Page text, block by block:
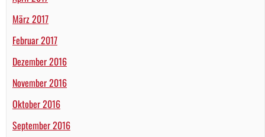
März 2017
Februar 2017
Dezember 2016
November 2016
Oktober 2016
September 2016